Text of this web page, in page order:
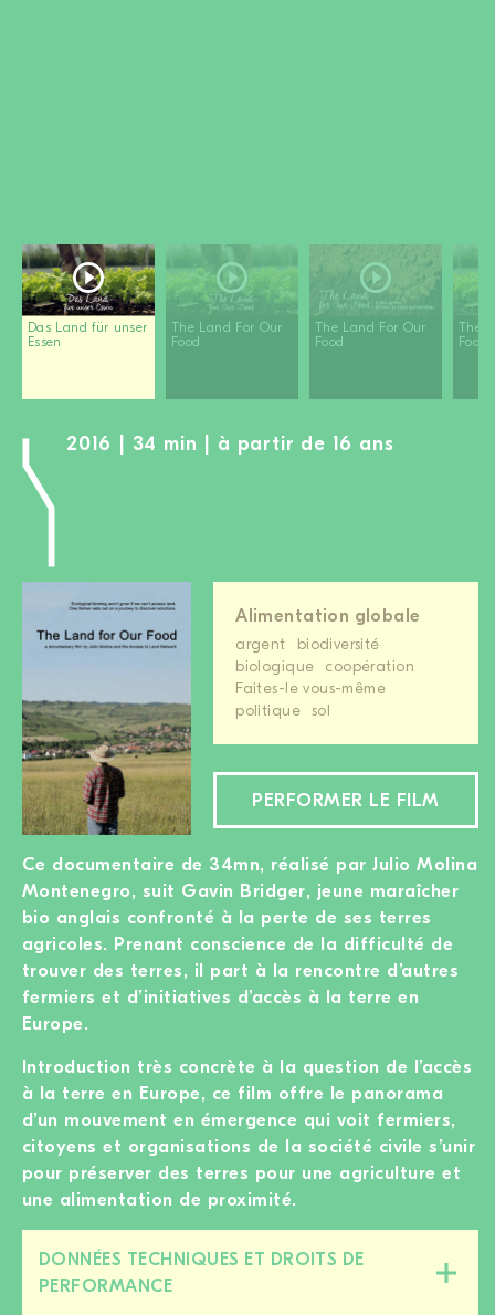
Das Land für unser
Essen
The Land For Our
Food
The Land For Our
Food
The
Food
2016 | 34 min | à partir de 16 ans
Alimentation globale
argent
biodiversité
biologique
coopération
Faites-le vous-même
politique
sol
PERFORMER LE FILM
Ce documentaire de 34mn, réalisé par Julio Molina
Montenegro, suit Gavin Bridger, jeune maraîcher
bio anglais confronté à la perte de ses terres
agricoles. Prenant conscience de la difficulté de
trouver des terres, il part à la rencontre d’autres
fermiers et d’initiatives d’accès à la terre en
Europe.
Introduction très concrète à la question de l’accès
à la terre en Europe, ce film offre le panorama
d’un mouvement en émergence qui voit fermiers,
citoyens et organisations de la société civile s’unir
pour préserver des terres pour une agriculture et
une alimentation de proximité.
DONNÉES TECHNIQUES ET DROITS DE
PERFORMANCE
Kits de film
Login